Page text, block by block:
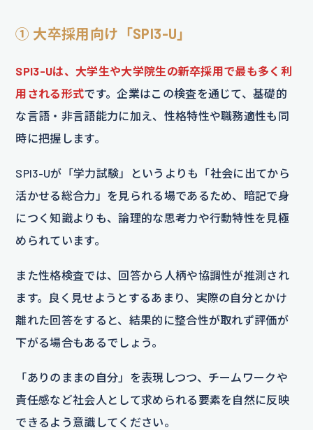
① 大卒採用向け「SPI3-U」
SPI3-Uは、大学生や大学院生の新卒採用で最も多く利
用される形式です。企業はこの検査を通じて、基礎的
な言語・非言語能力に加え、性格特性や職務適性も同
時に把握します。
SPI3-Uが「学力試験」というよりも「社会に出てから
活かせる総合力」を見られる場であるため、暗記で身
につく知識よりも、論理的な思考力や行動特性を見極
められています。
また性格検査では、回答から人柄や協調性が推測され
ます。良く見せようとするあまり、実際の自分とかけ
離れた回答をすると、結果的に整合性が取れず評価が
下がる場合もあるでしょう。
「ありのままの自分」を表現しつつ、チームワークや
責任感など社会人として求められる要素を自然に反映
できるよう意識してください。